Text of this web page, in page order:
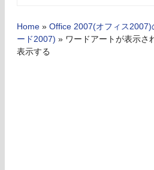
Home » Office 2007(オフィス2007)
ード2007) » ワードアートが表示さ
表示する